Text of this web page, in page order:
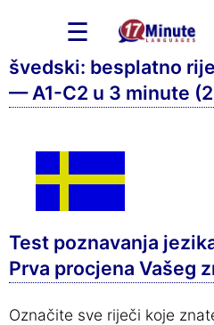
☰
švedski: besplatno
— A1-C2 u 3 minute
Test poznavanja
Prva procjena Vašeg
Označite sve riječi koje